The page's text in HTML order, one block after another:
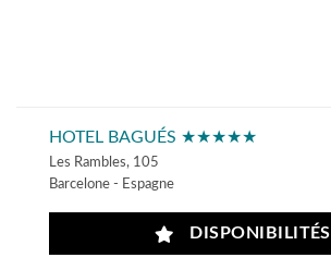
HOTEL BAGUÉS ★★★★★
Les Rambles, 105
Barcelone - Espagne
DISPONIBILITÉS